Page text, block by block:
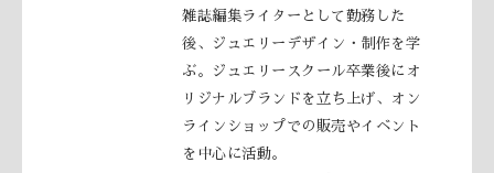
雑誌編集ライターとして勤務した
後、ジュエリーデザイン・制作を学
ぶ。
ジュエリースクール卒業後にオ
リジナルブランドを立ち上げ、オン
ラインショップでの販売やイベント
を中心に活動。